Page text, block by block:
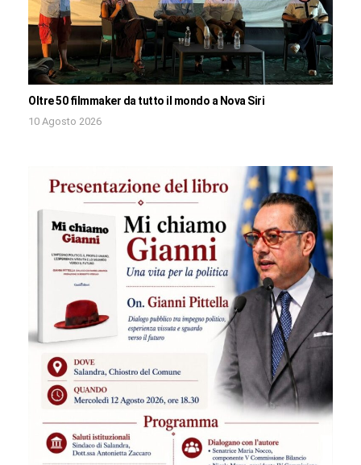
Oltre 50 filmmaker da tutto il mondo a Nova Siri
10 Agosto 2026